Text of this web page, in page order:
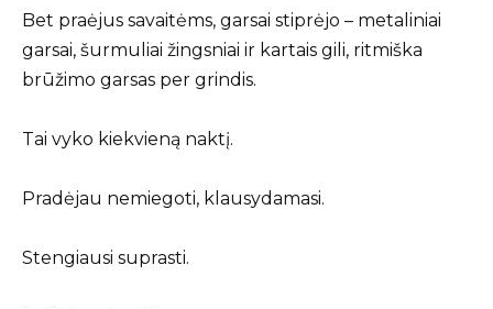
Bet praėjus savaitėms, garsai stiprėjo – metaliniai
garsai, šurmuliai žingsniai ir kartais gili, ritmiška
brūžimo garsas per grindis.
Tai vyko kiekvieną naktį.
Pradėjau nemiegoti, klausydamasi.
Stengiausi suprasti.